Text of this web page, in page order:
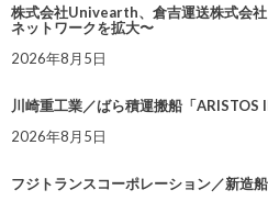
株式会社Univearth、倉吉運送株式会
ネットワークを拡大〜
2026年8月5日
川崎重工業／ばら積運搬船「ARISTOS
2026年8月5日
フジトランスコーポレーション／新造